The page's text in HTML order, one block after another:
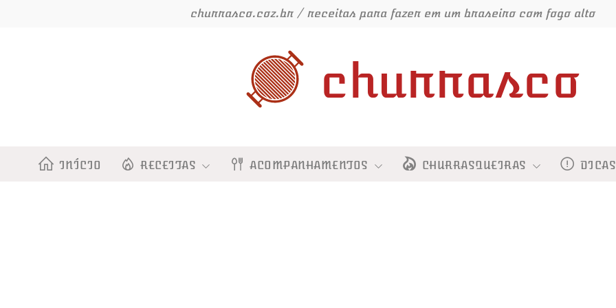
churrasco.coz.br / receitas para fazer em um braseiro com fogo alto
churrasco
INÍCIO RECEITAS ACOMPANHAMENTOS CHURRASQUEIRAS DICAS